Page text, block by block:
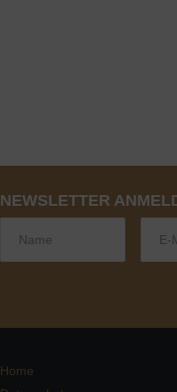
NEWSLETTER
Home